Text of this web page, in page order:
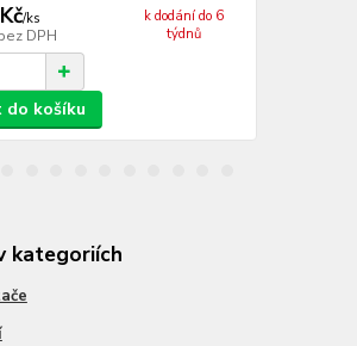
/ks
DPH
k dodání do 6
týdnů
do košíku
kategoriích